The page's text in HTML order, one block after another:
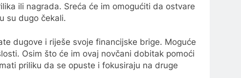
ili nagrada. Sreća će im omogućiti da ostvare
su dugo čekali.
dugove i riješe svoje financijske brige. Moguće
Osim što će im ovaj novčani dobitak pomoći
priliku da se opuste i fokusiraju na druge